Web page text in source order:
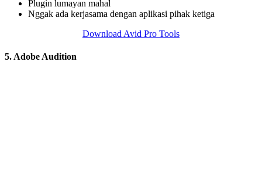
Plugin lumayan mahal
Nggak ada kerjasama dengan aplikasi pihak ketiga
Download Avid Pro Tools
5. Adobe Audition